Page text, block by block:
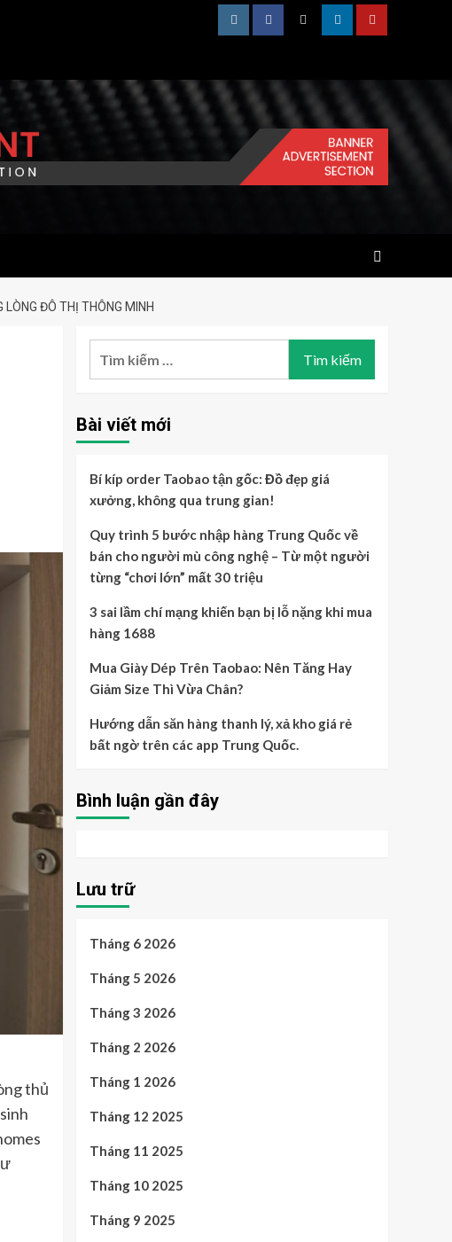
InstagramFacebookTwitterLinkedinYoutube
LÒNG ĐÔ THỊ THÔNG MINH
thủ
Bài viết mới
Bí kíp order Taobao tận gốc: Đồ đẹp giá
xưởng, không qua trung gian!
Quy trình 5 bước nhập hàng Trung Quốc về
bán cho người mù công nghệ – Từ một người
từng “chơi lớn” mất 30 triệu
3 sai lầm chí mạng khiến bạn bị lỗ nặng khi mua
hàng 1688
Mua Giày Dép Trên Taobao: Nên Tăng Hay
Giảm Size Thì Vừa Chân?
Hướng dẫn săn hàng thanh lý, xả kho giá rẻ
bất ngờ trên các app Trung Quốc.
Bình luận gần đây
Lưu trữ
Tháng 6 2026
Tháng 5 2026
Tháng 3 2026
Tháng 2 2026
Tháng 1 2026
Tháng 12 2025
Tháng 11 2025
Tháng 10 2025
Tháng 9 2025